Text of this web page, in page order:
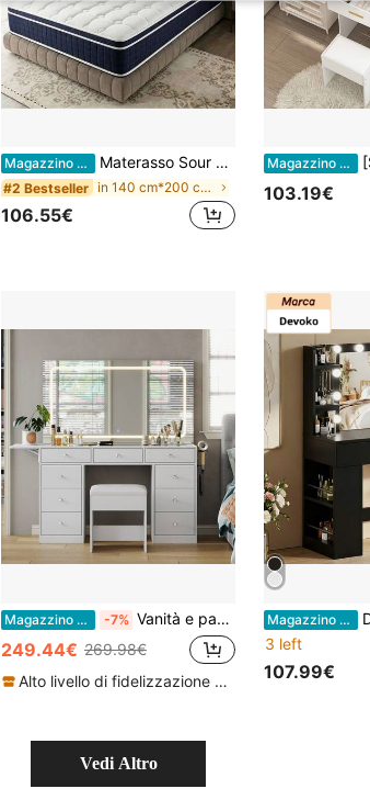
Magazzino EU Materasso Sour Lemon 90x200cm, Materasso 140x200cm, Materasso 180x200cm - 25 cm - Ibrido - Molle insacchettate + memory foam - Supporto medio-rigido - Ultra traspirante - 7 zone
#2 Bestseller in 140 cm*200 cm Mobili per la camera da letto
106.55€
Magazzino EU [Scelta migliore per
103.19€
Magazzino EU -7% Vanità e panche per vanità
249.44€ 269.98€
Alto livello di fidelizzazione dei clienti
Magazzino EU
3 left
107.99€
Vedi Altro